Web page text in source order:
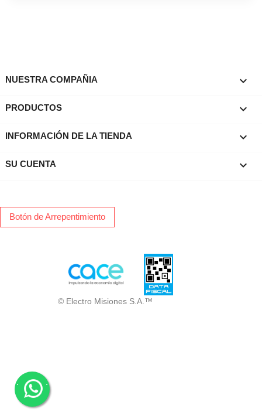
NUESTRA COMPAÑIA 
PRODUCTOS 
INFORMACIÓN DE LA TIENDA keyboard_arrow_down
SU CUENTA 
Botón de Arrepentimiento
© Electro Misiones S.A.™
. .